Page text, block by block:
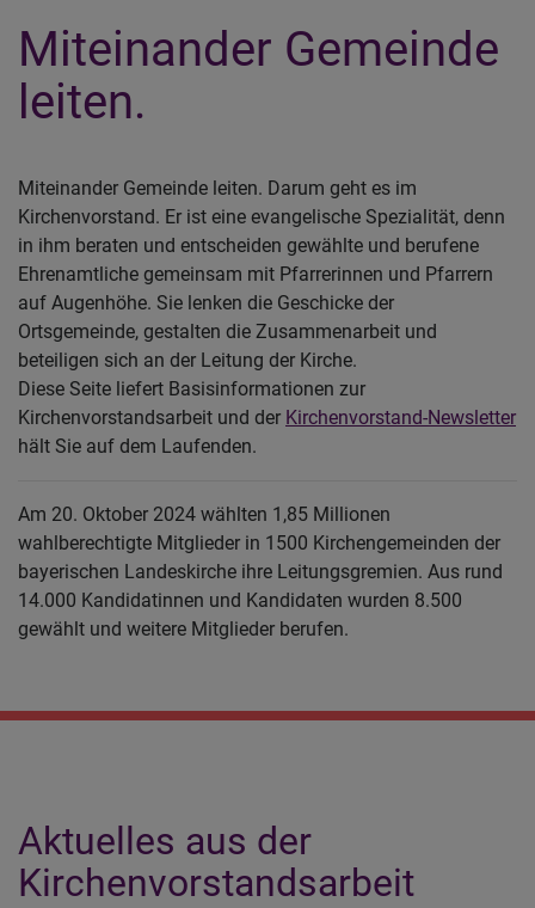
Miteinander Gemeinde
leiten.
Miteinander Gemeinde leiten. Darum geht es im
Kirchenvorstand. Er ist eine evangelische Spezialität, denn
in ihm beraten und entscheiden gewählte und berufene
Ehrenamtliche gemeinsam mit Pfarrerinnen und Pfarrern
auf Augenhöhe. Sie lenken die Geschicke der
Ortsgemeinde, gestalten die Zusammenarbeit und
beteiligen sich an der Leitung der Kirche.
Diese Seite liefert Basisinformationen zur
Kirchenvorstandsarbeit und der Kirchenvorstand-Newsletter
hält Sie auf dem Laufenden.
Am 20. Oktober 2024 wählten 1,85 Millionen
wahlberechtigte Mitglieder in 1500 Kirchengemeinden der
bayerischen Landeskirche ihre Leitungsgremien. Aus rund
14.000 Kandidatinnen und Kandidaten wurden 8.500
gewählt und weitere Mitglieder berufen.
Aktuelles aus der
Kirchenvorstandsarbeit